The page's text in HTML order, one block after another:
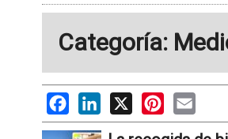
Categoría:
FacebookLinkedIn
X PinterestEmail